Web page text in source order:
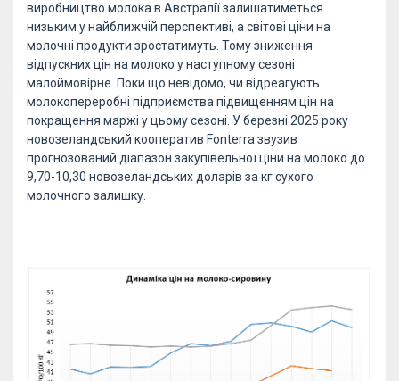
виробництво молока в Австралії залишатиметься
низьким у найближчій перспективі, а світові ціни на
молочні продукти зростатимуть. Тому зниження
відпускних цін на молоко у наступному сезоні
малоймовірне. Поки що невідомо, чи відреагують
молокопереробні підприємства підвищенням цін на
покращення маржі у цьому сезоні. У березні 2025 року
новозеландський кооператив Fonterra звузив
прогнозований діапазон закупівельної ціни на молоко до
9,70-10,30 новозеландських доларів за кг сухого
молочного залишку.